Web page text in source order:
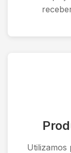
Utilizamos